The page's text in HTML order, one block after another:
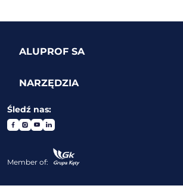
ALUPROF SA
NARZĘDZIA
Śledź nas:
Member of: